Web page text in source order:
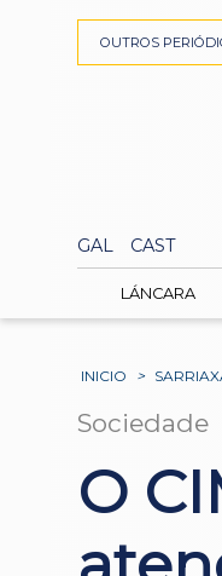
GAL CAST
OUTROS
LÁNCARA
INICIO >
Sociedade
O